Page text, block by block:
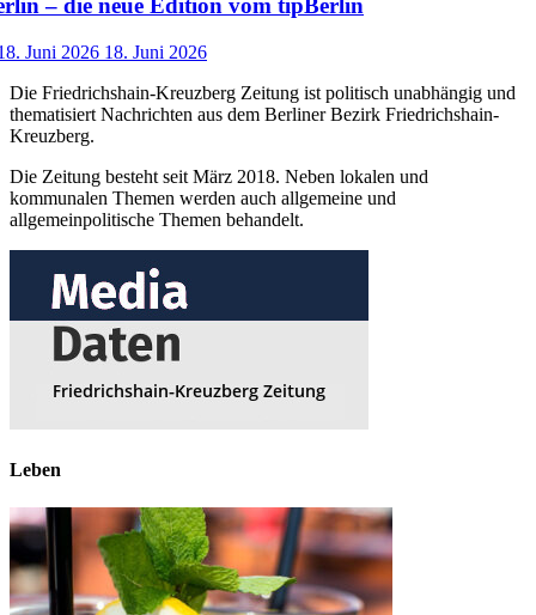
– die neue Edition vom tipBerlin
Juni 2026 18. Juni 2026
Die Friedrichshain-Kreuzberg Zeitung ist politisch unabhängig und
thematisiert Nachrichten aus dem Berliner Bezirk Friedrichshain-
Kreuzberg.
Die Zeitung besteht seit März 2018. Neben lokalen und
kommunalen Themen werden auch allgemeine und
allgemeinpolitische Themen behandelt.
Leben